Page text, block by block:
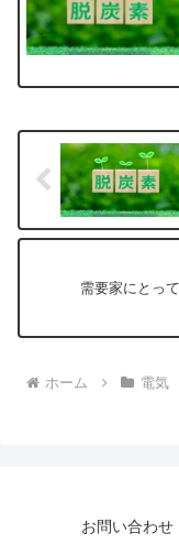
需要家にとっ
ホーム 電気
お問い合わせ